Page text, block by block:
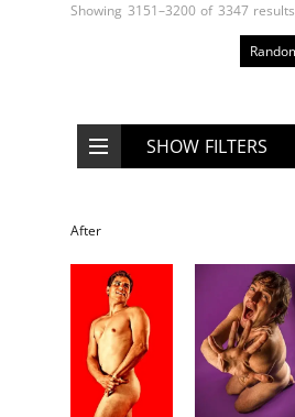
Showing 3151–3200 of 3347 results
SHOW FILTERS
After